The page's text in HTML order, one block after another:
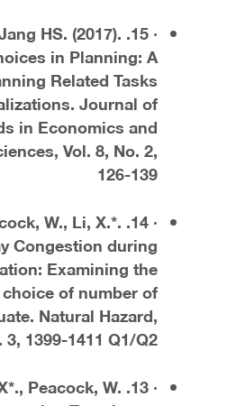
Jang HS. (2017).
in Planning: A
Related Tasks
Journal of
in Economics and
Vol. 8, No. 2,
126-139
W., Li, X.*.
Congestion during
Examining the
of number of
Natural Hazard,
3, 1399-1411 Q1/Q2
X*., Peacock, W.